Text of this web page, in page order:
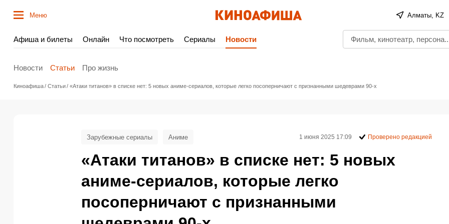
Меню Алматы, KZ
Афиша и билеты Онлайн Что посмотреть Сериалы Новости
Новости Статьи Про жизнь
Киноафиша Статьи «Атаки титанов» в списке нет: 5 новых аниме-сериалов, которые легко посоперничают с признанными шедеврами 90-х
«Атаки титанов» в списке нет: 5 новых
аниме-сериалов, которые легко
посоперничают с признанными
Зарубежные сериалы Аниме 1 июня 2025 17:09 Проверено редакцией